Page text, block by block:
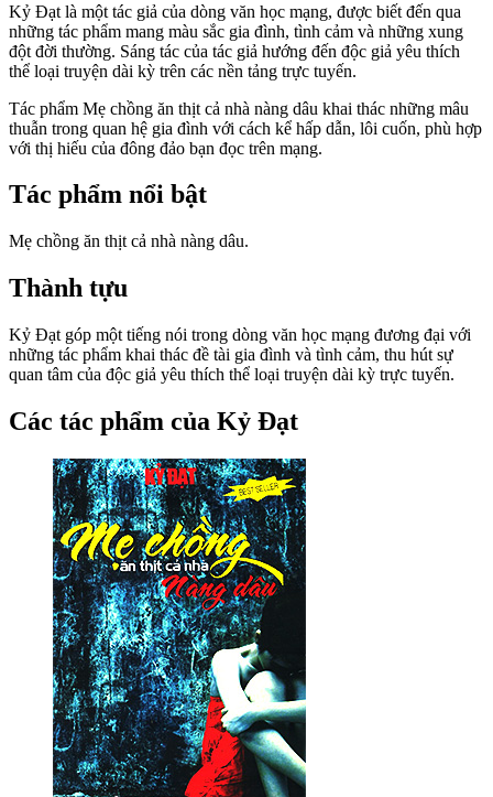
Kỷ Đạt là một tác giả của dòng văn học mạng, được biết đến qua
những tác phẩm mang màu sắc gia đình, tình cảm và những xung
đột đời thường. Sáng tác của tác giả hướng đến độc giả yêu thích
thể loại truyện dài kỳ trên các nền tảng trực tuyến.
Tác phẩm Mẹ chồng ăn thịt cả nhà nàng dâu khai thác những mâu
thuẫn trong quan hệ gia đình với cách kể hấp dẫn, lôi cuốn, phù hợp
với thị hiếu của đông đảo bạn đọc trên mạng.
Tác phẩm nổi bật
Mẹ chồng ăn thịt cả nhà nàng dâu.
Thành tựu
Kỷ Đạt góp một tiếng nói trong dòng văn học mạng đương đại với
những tác phẩm khai thác đề tài gia đình và tình cảm, thu hút sự
quan tâm của độc giả yêu thích thể loại truyện dài kỳ trực tuyến.
Các tác phẩm của Kỷ Đạt